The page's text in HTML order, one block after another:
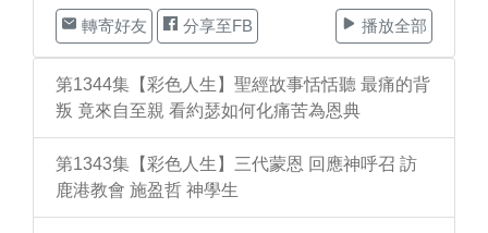
轉寄好友 分享至FB 播放全部
第1344集【彩色人生】聖經故事恬恬聽 最痛的背
叛 竟來自至親 看約瑟如何化痛苦為恩典
第1343集【彩色人生】三代蒙恩 回應神呼召 訪
鹿港教會 施盈哲 神學生